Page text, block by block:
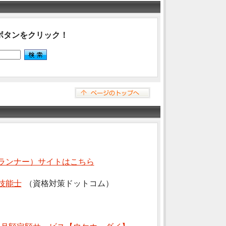
タンをクリック！
ンナー）サイトはこちら
能士 （資格対策ドットコム）